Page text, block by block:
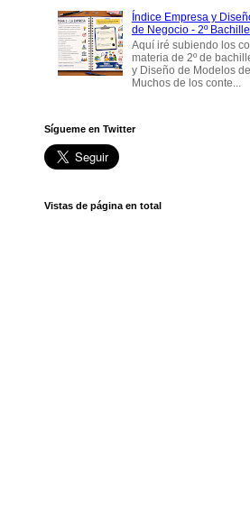
Índice Empresa y
de Negocio - 2º
Aquí iré subiendo los
materia de 2º de
y Diseño de Modelos
Muchos de los conte...
Sígueme en Twitter
Vistas de página en total